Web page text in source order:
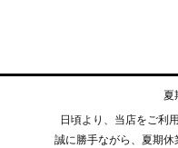
夏
日頃より、当店をご利
誠に勝手ながら、夏期休